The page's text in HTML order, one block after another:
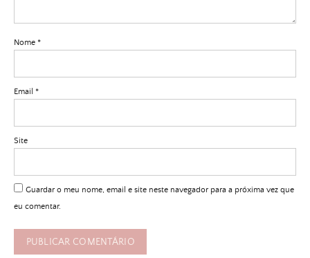
Nome *
Email *
Site
Guardar o meu nome, email e site neste navegador para a próxima vez que
eu comentar.